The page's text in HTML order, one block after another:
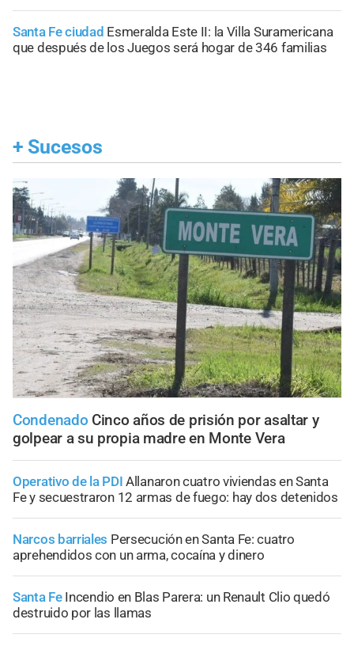
Santa Fe ciudad Esmeralda Este II: la Villa Suramericana
que después de los Juegos será hogar de 346 familias
+ Sucesos
Condenado Cinco años de prisión por asaltar y
golpear a su propia madre en Monte Vera
Operativo de la PDI Allanaron cuatro viviendas en Santa
Fe y secuestraron 12 armas de fuego: hay dos detenidos
Narcos barriales Persecución en Santa Fe: cuatro
aprehendidos con un arma, cocaína y dinero
Santa Fe Incendio en Blas Parera: un Renault Clio quedó
destruido por las llamas